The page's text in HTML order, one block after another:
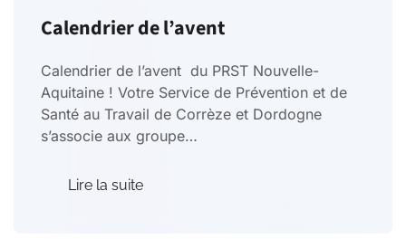
Calendrier de l’avent
Calendrier de l’avent du PRST Nouvelle-
Aquitaine ! Votre Service de Prévention et de
Santé au Travail de Corrèze et Dordogne
s’associe aux groupe…
Lire la suite